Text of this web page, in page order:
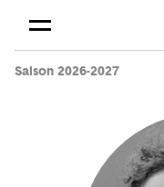
Skip to
Saison 2026-2027